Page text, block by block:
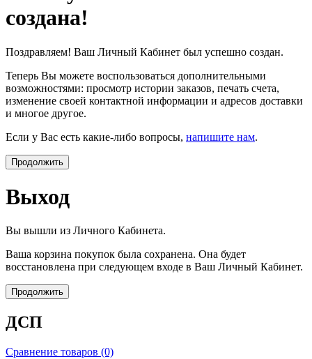
создана!
Поздравляем! Ваш Личный Кабинет был успешно создан.
Теперь Вы можете воспользоваться дополнительными
возможностями: просмотр истории заказов, печать счета,
изменение своей контактной информации и адресов доставки
и многое другое.
Если у Вас есть какие-либо вопросы, напишите нам.
Продолжить
Выход
Вы вышли из Личного Кабинета.
Ваша корзина покупок была сохранена. Она будет
восстановлена при следующем входе в Ваш Личный Кабинет.
Продолжить
ДСП
Сравнение товаров (0)